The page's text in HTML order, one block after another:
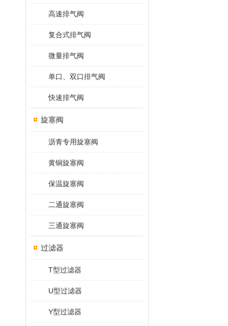
高速排气阀
复合式排气阀
微量排气阀
单口、双口排气阀
快速排气阀
旋塞阀
沥青专用旋塞阀
黄铜旋塞阀
保温旋塞阀
二通旋塞阀
三通旋塞阀
过滤器
T型过滤器
U型过滤器
Y型过滤器